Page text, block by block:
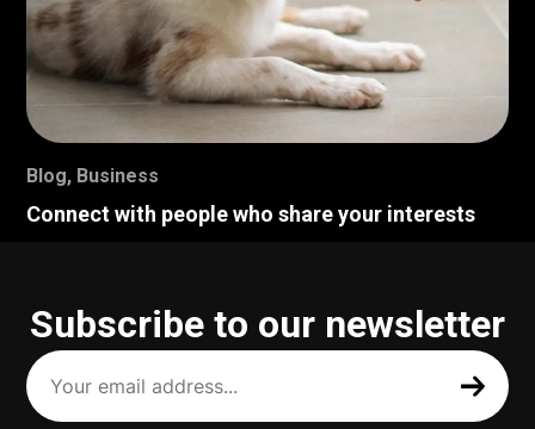
Blog, Business
Connect with people who share your interests
Subscribe to our newsletter
Your
email
address
(Required)